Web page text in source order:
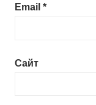
Email *
Сайт